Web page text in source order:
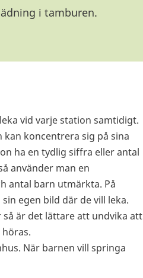
i tamburen.
vid varje station samtidigt.
kan koncentrera sig på sina
ha en tydlig siffra eller antal
använder man en
antal barn utmärkta. På
egen bild där de vill leka.
är det lättare att undvika att
När barnen vill springa